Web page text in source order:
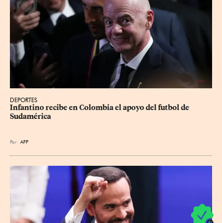
DEPORTES
Infantino recibe en Colombia el apoyo del futbol de
Sudamérica
Por AFP